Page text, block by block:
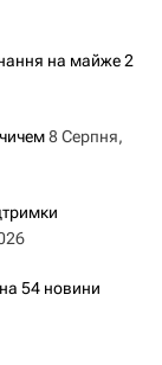
на майже 2
8 Серпня,
54 новини